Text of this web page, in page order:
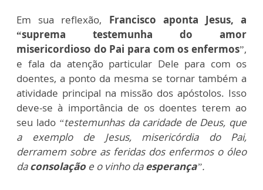
Em sua reflexão, Francisco aponta Jesus, a
“suprema testemunha do amor
misericordioso do Pai para com os enfermos”,
e fala da atenção particular Dele para com os
doentes, a ponto da mesma se tornar também a
atividade principal na missão dos apóstolos. Isso
deve-se à importância de os doentes terem ao
seu lado“testemunhas da caridade de Deus, que
a exemplo de Jesus, misericórdia do Pai,
derramem sobre as feridas dos enfermos o óleo
daconsolação e o vinho daesperança”.